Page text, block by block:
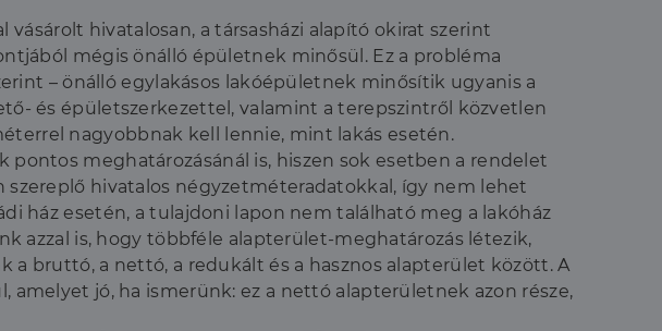
hivatalosan, a társasházi alapító okirat szerint
mégis önálló épületnek minősül. Ez a probléma
– önálló egylakásos lakóépületnek minősítik ugyanis a
és épületszerkezettel, valamint a terepszintről közvetlen
nagyobbnak kell lennie, mint lakás esetén.
meghatározásánál is, hiszen sok esetben a rendelet
hivatalos négyzetméteradatokkal, így nem lehet
ház esetén, a tulajdoni lapon nem található meg a lakóház
azzal is, hogy többféle alapterület-meghatározás létezik,
bruttó, a nettó, a redukált és a hasznos alapterület között. A
amelyet jó, ha ismerünk: ez a nettó alapterületnek azon része,